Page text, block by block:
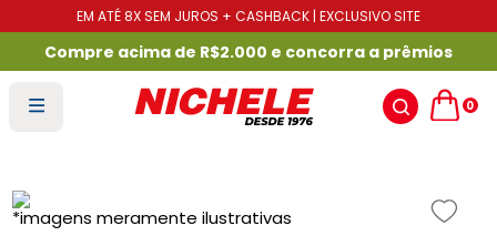
EM ATÉ 8X SEM JUROS + CASHBACK | EXCLUSIVO SITE
Compre acima de R$2.000 e concorra a prêmios
0